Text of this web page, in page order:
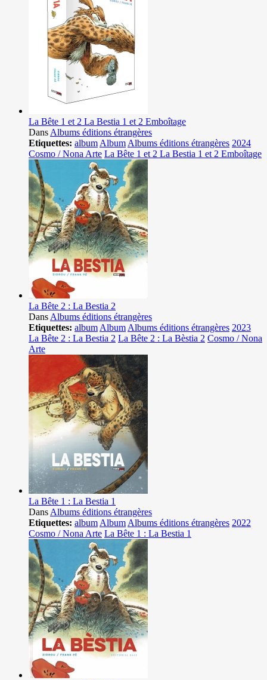
La Bête 1 et 2 La Bestia 1 et 2 Emboîtage
Dans Albums éditions étrangères
Etiquettes: album Album Albums éditions étrangères 2024
Cosmo / Nona Arte La Bête 1 et 2 La Bestia 1 et 2 Emboîtage
La Bête 2 : La Bestia 2
Dans Albums éditions étrangères
Etiquettes: album Album Albums éditions étrangères 2023
La Bête 2 : La Bestia 2 La Bête 2 : La Bèstia 2 Cosmo / Nona
Arte
La Bête 1 : La Bestia 1
Dans Albums éditions étrangères
Etiquettes: album Album Albums éditions étrangères 2022
Cosmo / Nona Arte La Bête 1 : La Bestia 1